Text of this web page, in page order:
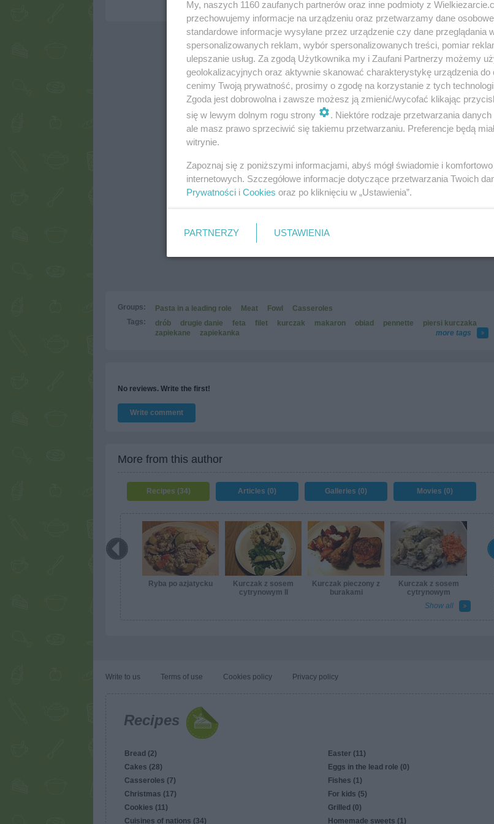
Groups: Pasta in a leading role Meat Fowl
Casseroles
Tags:
drób drugie danie feta filet kurczak makaron obiad pennette
piersi kurczaka
zapiekane
zapiekanka more tags
No reviews. Write the first!
Write comment
More from this author
Recipes (34) Articles (0) Galleries (0) Movies (0)
Ryba po azjatycku
Kurczak z sosem
cytrynowym II
Kurczak pieczony z
burakami
Kurczak z sosem
cytrynowym
Show all
Write to us Terms of use Cookies policy Privacy policy
Recipes
Bread (2)
Cakes (28)
Casseroles (7)
Christmas (17)
Cookies (11)
Cuisines of nations (34)
Easter (11)
Eggs in the lead role (0)
Fishes (1)
For kids (5)
Grilled (0)
Homemade sweets (1)
My, naszych 1160 zaufanych partnerów oraz inne podmioty z
przechowujemy informacje na urządzeniu oraz przetwarzamy dane
standardowe informacje wysyłane przez urządzenie czy dane przeglądania
spersonalizowanych reklam, wybór spersonalizowanych treści, pomiar
ulepszanie usług. Za zgodą Użytkownika my i Zaufani Partnerzy możemy
geolokalizacyjnych oraz aktywnie skanować charakterystykę urządzenia do
cenimy Twoją prywatność, prosimy o zgodę na korzystanie z tych
Zgoda jest dobrowolna i zawsze możesz ją zmienić/wycofać klikając
się w lewym dolnym rogu strony
. Niektóre rodzaje przetwarzania
ale masz prawo sprzeciwić się takiemu przetwarzaniu. Preferencje będą
witrynie.
Zapoznaj się z poniższymi informacjami, abyś mógł świadomie i
internetowych. Szczegółowe informacje dotyczące przetwarzania Twoich
Prywatności i Cookies oraz po kliknięciu w „Ustawienia”.
PARTNERZY USTAWIENIA